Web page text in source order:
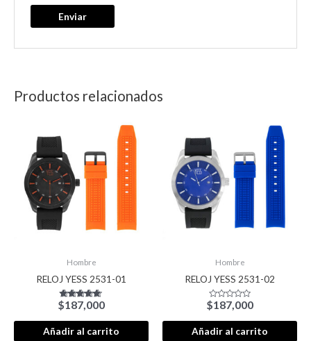
Productos relacionados
Hombre
RELOJ YESS 2531-01
Valorado con
5.00
de 5
$187,000
Añadir al carrito
Hombre
RELOJ YESS 2531-02
Valorado
con
0
de
5
$187,000
Añadir al carrito